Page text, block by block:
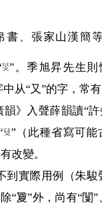
書、張家山漢簡
”。季旭昇先生
从“又”的字，常有
韻》入聲薛韻讀“
”（此種省寫可能
改變。
到實際用例（朱駿
“夐”外，尚有“闅”